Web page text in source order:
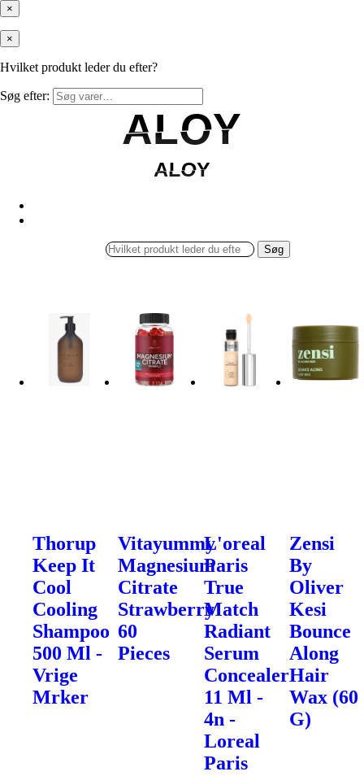
×
×
Hvilket produkt leder du efter?
Søg efter:
ALOY
ALOY
ALOY
ALOY
Søg
Thorup
Keep It
Cool
Cooling
Shampoo
500 Ml -
Vrige
Mrker
Vitayummy
Magnesium
Citrate
Strawberry
60
Pieces
L'oreal
Paris
True
Match
Radiant
Serum
Concealer
11 Ml -
4n -
Loreal
Paris
Zensi
By
Oliver
Kesi
Bounce
Along
Hair
Wax (60
G)